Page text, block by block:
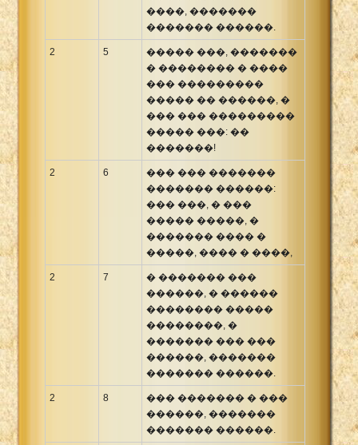
����, �������
������� ������.
2 5
����� ���, �������
� �������� � ����
��� ���������
����� �� ������, �
��� ��� ���������
����� ���: ��
�������!
2 6
��� ��� �������
������� ������:
��� ���, � ���
����� �����, �
������� ���� �
�����, ���� � ����,
2 7
� ������� ���
������, � ������
�������� �����
��������, �
������� ��� ���
������, �������
������� ������.
2 8
��� ������� � ���
������, �������
������� ������.